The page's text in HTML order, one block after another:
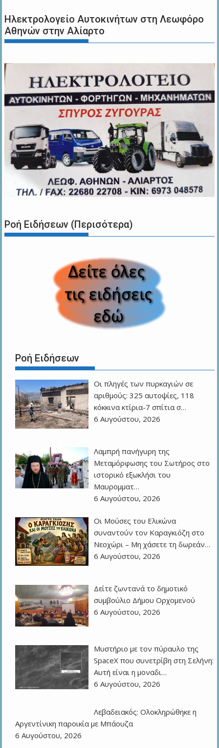
Ηλεκτρολογείο Αυτοκινήτων στη Λεωφόρο
Αθηνών στην Αλίαρτο
Ροή Ειδήσεων (Περισότερα)
Ροή Ειδήσεων
Οι πληγές των πυρκαγιών σε
αριθμούς: 325 αυτοψίες, 118
κόκκινα κτίρια-7 σπίτια σ…
6 Αυγούστου, 2026
Λαμπρή πανήγυρη της
Μεταμόρφωσης του Σωτήρος στο
ιστορικό εξωκλήσι του
Μαυρομματ…
6 Αυγούστου, 2026
Οι Μούσες του Ελικώνα
συναντούν τον Καραγκιόζη στο
Νεοχώρι – Μη χάσετε τη δωρεάν…
6 Αυγούστου, 2026
Δείτε ζωντανά το δημοτικό
συμβούλιο Δήμου Ορχομενού
6 Αυγούστου, 2026
Μυστήριο με τον πύραυλο της
SpaceX που συνετρίβη στη Σελήνη:
Αυτή είναι η μοναδι…
6 Αυγούστου, 2026
Λεβαδειακός: Ολοκληρώθηκε η
Αργεντίνικη παροικία με Μπάουζα
6 Αυγούστου, 2026